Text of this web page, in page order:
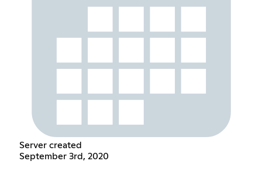
Server created
September 3rd, 2020